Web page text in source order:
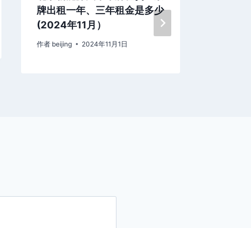
牌出租一年、三年租金是多少
(2024年11月）
作者 beijing 2024年11月1日